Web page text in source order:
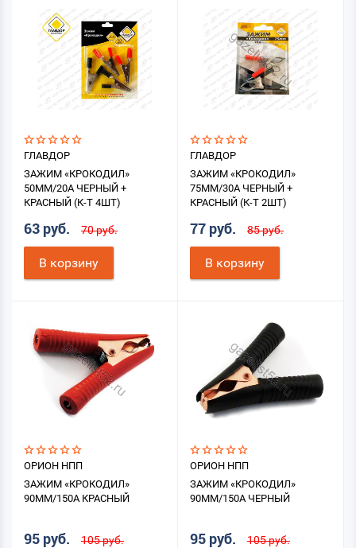
ГЛАВДОР
ЗАЖИМ «КРОКОДИЛ»
50ММ/20А ЧЕРНЫЙ +
КРАСНЫЙ (К-Т 4ШТ)
63 руб. 70 руб.
В корзину
ГЛАВДОР
ЗАЖИМ «КРОКОДИЛ»
75ММ/30А ЧЕРНЫЙ +
КРАСНЫЙ (К-Т 2ШТ)
77 руб. 85 руб.
В корзину
ОРИОН НПП
ЗАЖИМ «КРОКОДИЛ»
90ММ/150А КРАСНЫЙ
95 руб. 105 руб.
ОРИОН НПП
ЗАЖИМ «КРОКОДИЛ»
90ММ/150А ЧЕРНЫЙ
95 руб. 105 руб.